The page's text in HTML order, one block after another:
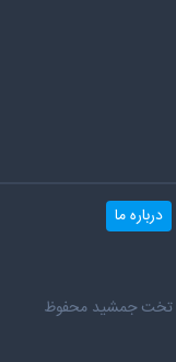
درباره ما
تخت جمشید محفوظ